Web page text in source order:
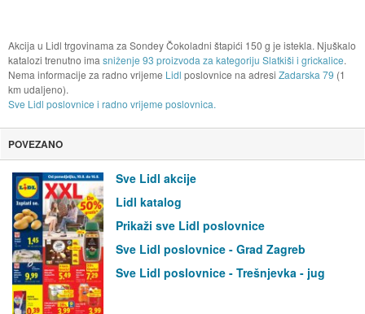
Akcija u Lidl trgovinama za Sondey Čokoladni štapići 150 g je istekla. Njuškalo
katalozi trenutno ima sniženje 93 proizvoda za kategoriju Slatkiši i grickalice.
Nema informacije za radno vrijeme Lidl poslovnice na adresi Zadarska 79 (1
km udaljeno).
Sve Lidl poslovnice i radno vrijeme poslovnica.
POVEZANO
Sve Lidl akcije
Lidl katalog
Prikaži sve Lidl poslovnice
Sve Lidl poslovnice - Grad Zagreb
Sve Lidl poslovnice - Trešnjevka - jug